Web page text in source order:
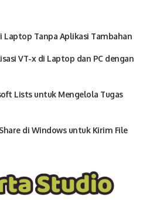
Laptop Tanpa Aplikasi Tambahan
VT-x di Laptop dan PC dengan
Lists untuk Mengelola Tugas
di Windows untuk Kirim File